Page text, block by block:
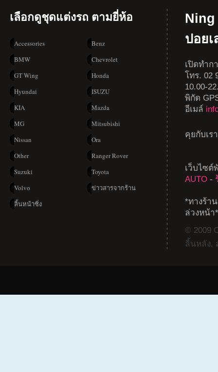
เลือกดูชุดแต่งรถ ตามยี่ห้อ
Accessories
Benz
BMW
Chevrolet
GT Wing
Honda
Hyundai
ISUZU
KIA
Mazda
MG
Mitsubishi
Nissan
Ora
Other
Ranger Rover
Suzuki
Toyota
Volvo
ข่าวสารจากร้าน
ลิ้นหน้าซิ่ง
Ning
ปอย
เปิดทำก
โทร. 02
10.00-
พิกัด
อีเมล์
คุยกับเร
เว็บไซ
AUTO -
*ทางร้า
ล่วงหน้า*
© 2009
ลิ้นหลัง,